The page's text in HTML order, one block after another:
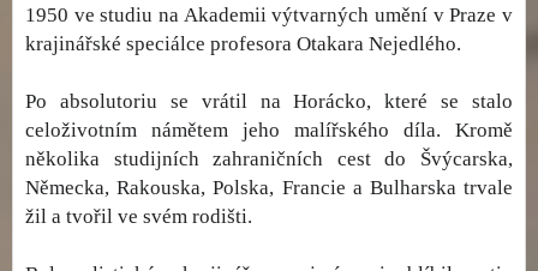
1950 ve studiu na Akademii výtvarných umění v Praze v
krajinářské speciálce profesora Otakara Nejedlého.
Po absolutoriu se vrátil na Horácko, které se stalo
celoživotním námětem jeho malířského díla. Kromě
několika studijních zahraničních cest do Švýcarska,
Německa, Rakouska, Polska, Francie a Bulharska trvale
žil a tvořil ve svém rodišti.